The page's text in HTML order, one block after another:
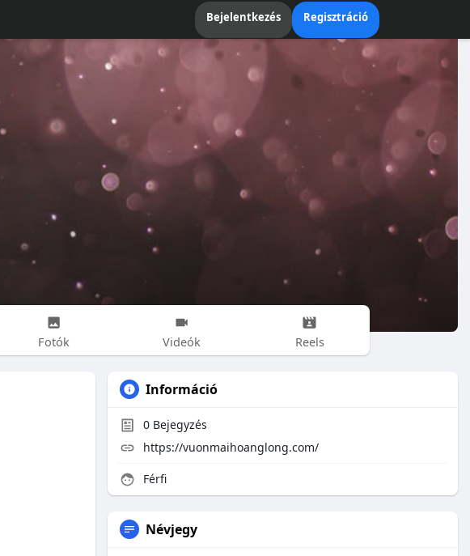
Bejelentkezés Regisztráció
Fotók Videók Reels
Információ
0 Bejegyzés
https://vuonmaihoanglong.com/
Férfi
Névjegy